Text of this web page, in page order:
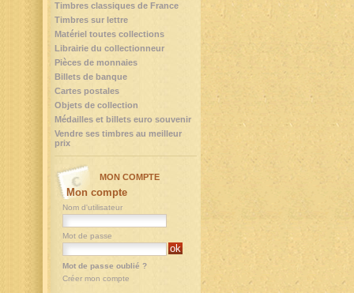
Timbres classiques de France
Timbres sur lettre
Matériel toutes collections
Librairie du collectionneur
Pièces de monnaies
Billets de banque
Cartes postales
Objets de collection
Médailles et billets euro souvenir
Vendre ses timbres au meilleur
prix
MON COMPTE
Mon compte
Nom d'utilisateur
Mot de passe
Mot de passe oublié ?
Créer mon compte